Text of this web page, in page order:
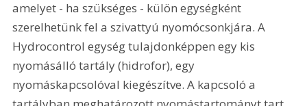
amelyet - ha szükséges - külön egységként
szerelhetünk fel a szivattyú nyomócsonkjára. A
Hydrocontrol egység tulajdonképpen egy kis
nyomásálló tartály (hidrofor), egy
nyomáskapcsolóval kiegészítve. A kapcsoló a